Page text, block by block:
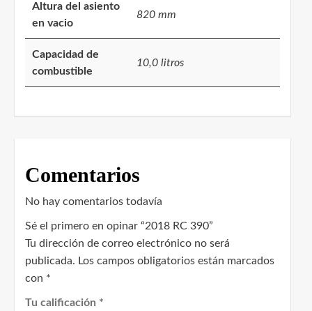
Altura del asiento
en vacio
820 mm
Capacidad de
combustible
10,0 litros
Comentarios
No hay comentarios todavía
Sé el primero en opinar “2018 RC 390”
Tu dirección de correo electrónico no será
publicada. Los campos obligatorios están marcados
con *
Tu calificación *